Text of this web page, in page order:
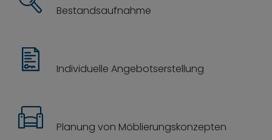
Bestandsaufnahme
Individuelle Angebotserstellung
Planung von Möblierungskonzepten